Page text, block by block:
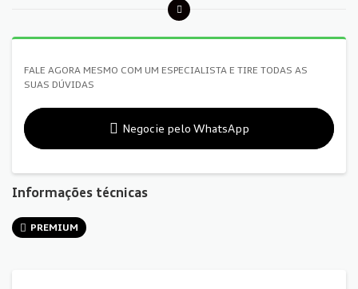
FALE AGORA MESMO COM UM ESPECIALISTA E TIRE TODAS AS
SUAS DÚVIDAS
Negocie pelo WhatsApp
Informações técnicas
PREMIUM